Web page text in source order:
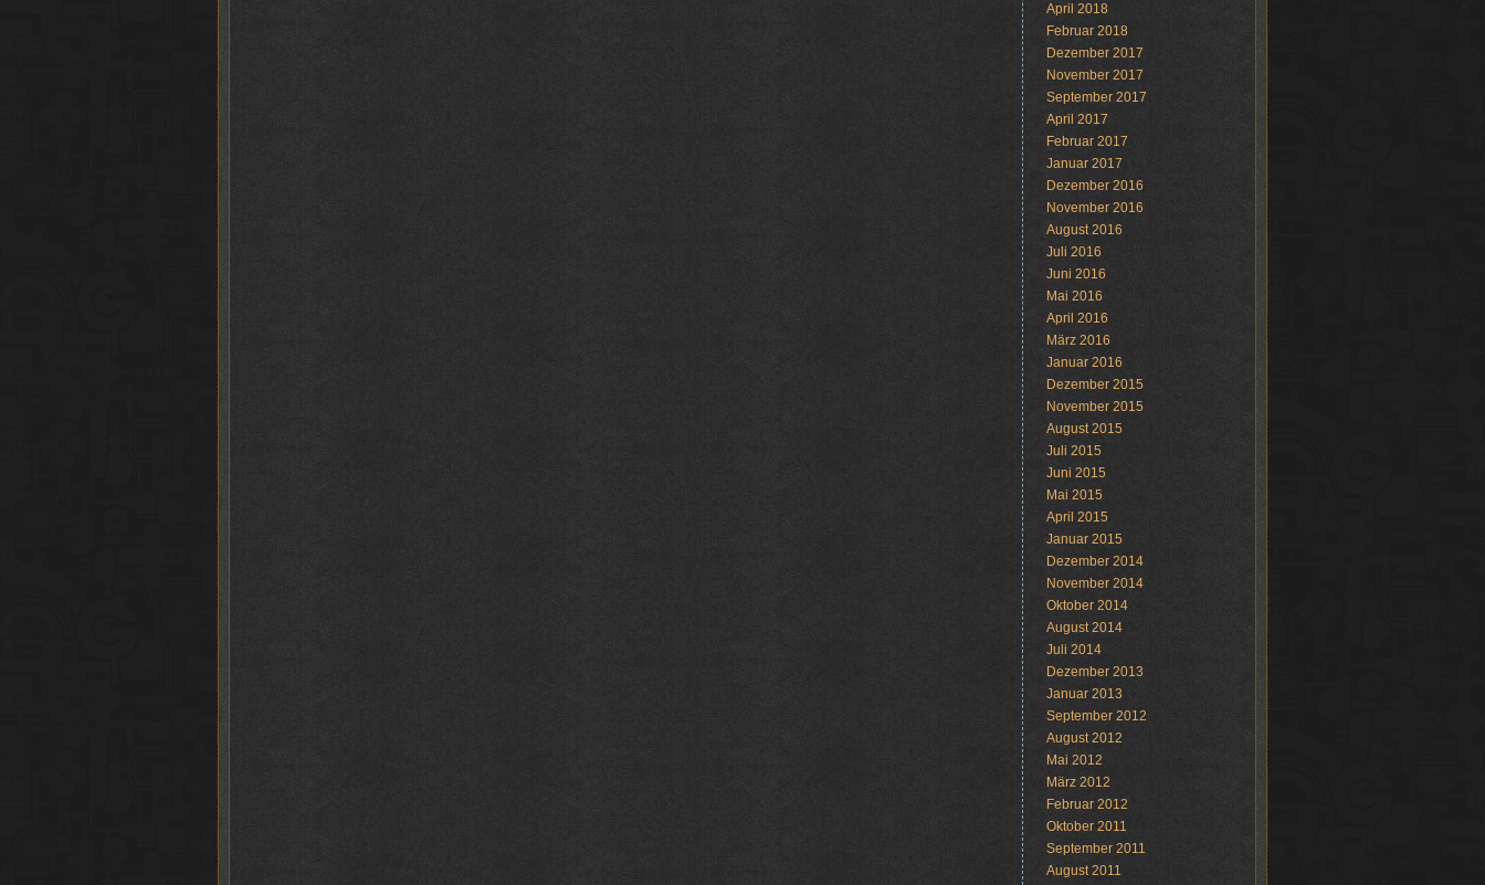
April 2018
Februar 2018
Dezember 2017
November 2017
September 2017
April 2017
Februar 2017
Januar 2017
Dezember 2016
November 2016
August 2016
Juli 2016
Juni 2016
Mai 2016
April 2016
März 2016
Januar 2016
Dezember 2015
November 2015
August 2015
Juli 2015
Juni 2015
Mai 2015
April 2015
Januar 2015
Dezember 2014
November 2014
Oktober 2014
August 2014
Juli 2014
Dezember 2013
Januar 2013
September 2012
August 2012
Mai 2012
März 2012
Februar 2012
Oktober 2011
September 2011
August 2011